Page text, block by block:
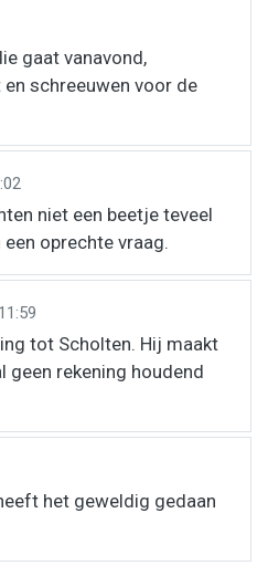
gaat vanavond,
schreeuwen voor de
niet een beetje teveel
oprechte vraag.
11:59
tot Scholten. Hij maakt
geen rekening houdend
het geweldig gedaan